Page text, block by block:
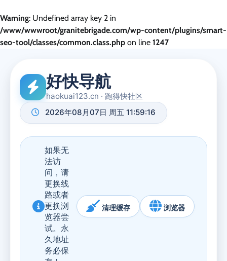
Warning: Undefined array key 2 in
/www/wwwroot/granitebrigade.com/wp-content/plugins/smart-
seo-tool/classes/common.class.php on line 1247